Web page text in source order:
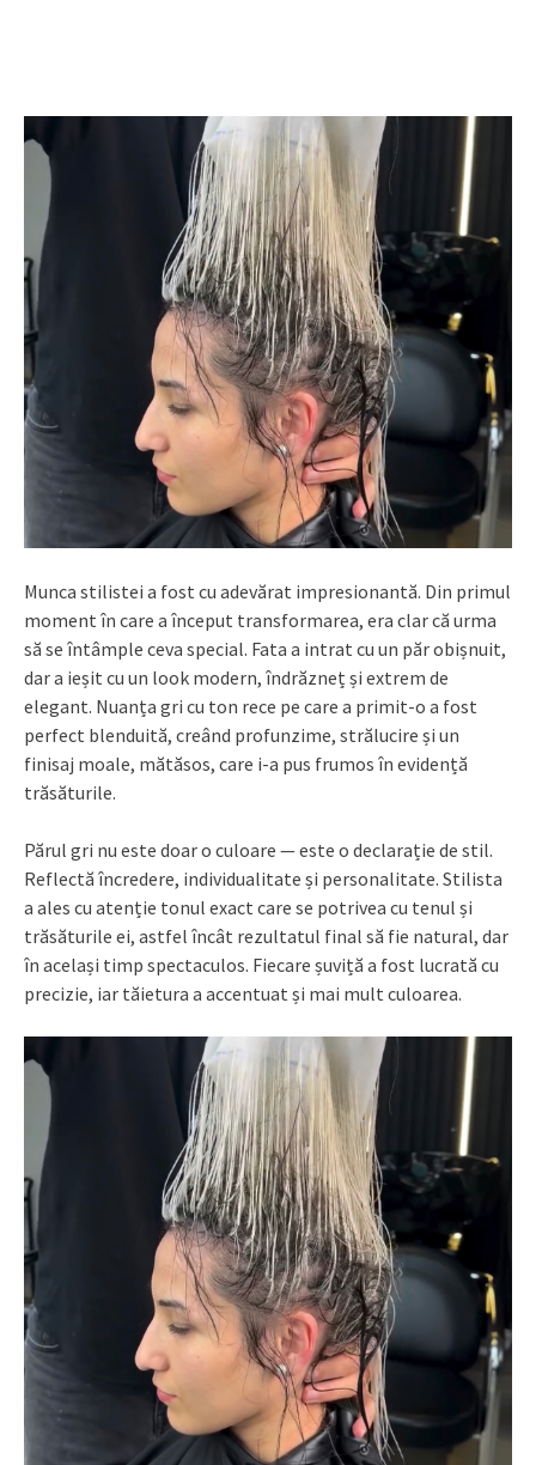
Munca stilistei a fost cu adevărat impresionantă. Din primul
moment în care a început transformarea, era clar că urma
să se întâmple ceva special. Fata a intrat cu un păr obișnuit,
dar a ieșit cu un look modern, îndrăzneț și extrem de
elegant. Nuanța gri cu ton rece pe care a primit-o a fost
perfect blenduită, creând profunzime, strălucire și un
finisaj moale, mătăsos, care i-a pus frumos în evidență
trăsăturile.
Părul gri nu este doar o culoare — este o declarație de stil.
Reflectă încredere, individualitate și personalitate. Stilista
a ales cu atenție tonul exact care se potrivea cu tenul și
trăsăturile ei, astfel încât rezultatul final să fie natural, dar
în același timp spectaculos. Fiecare șuviță a fost lucrată cu
precizie, iar tăietura a accentuat și mai mult culoarea.